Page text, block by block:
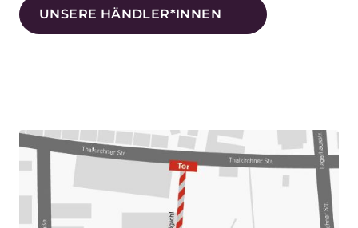
UNSERE HÄNDLER*INNEN